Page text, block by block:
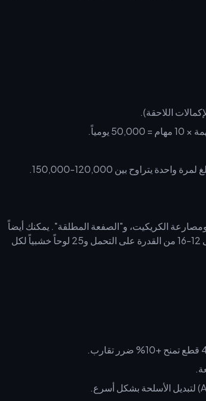
بين 120,000-150,000.
للاستمتاع بفعالية "مجموعة القصر" (تبدأ في 5 يونيو)، ومصارعة الكريكيت، و"الصفعة المطلقة". يمكنك أيضاً
التركيز على مواد الإسكان. يحتاج المنزل الأساسي المكون من 4 جدران إلى 12-16 من القدرة على التحمل و25 لوحاً خشبياً لكل